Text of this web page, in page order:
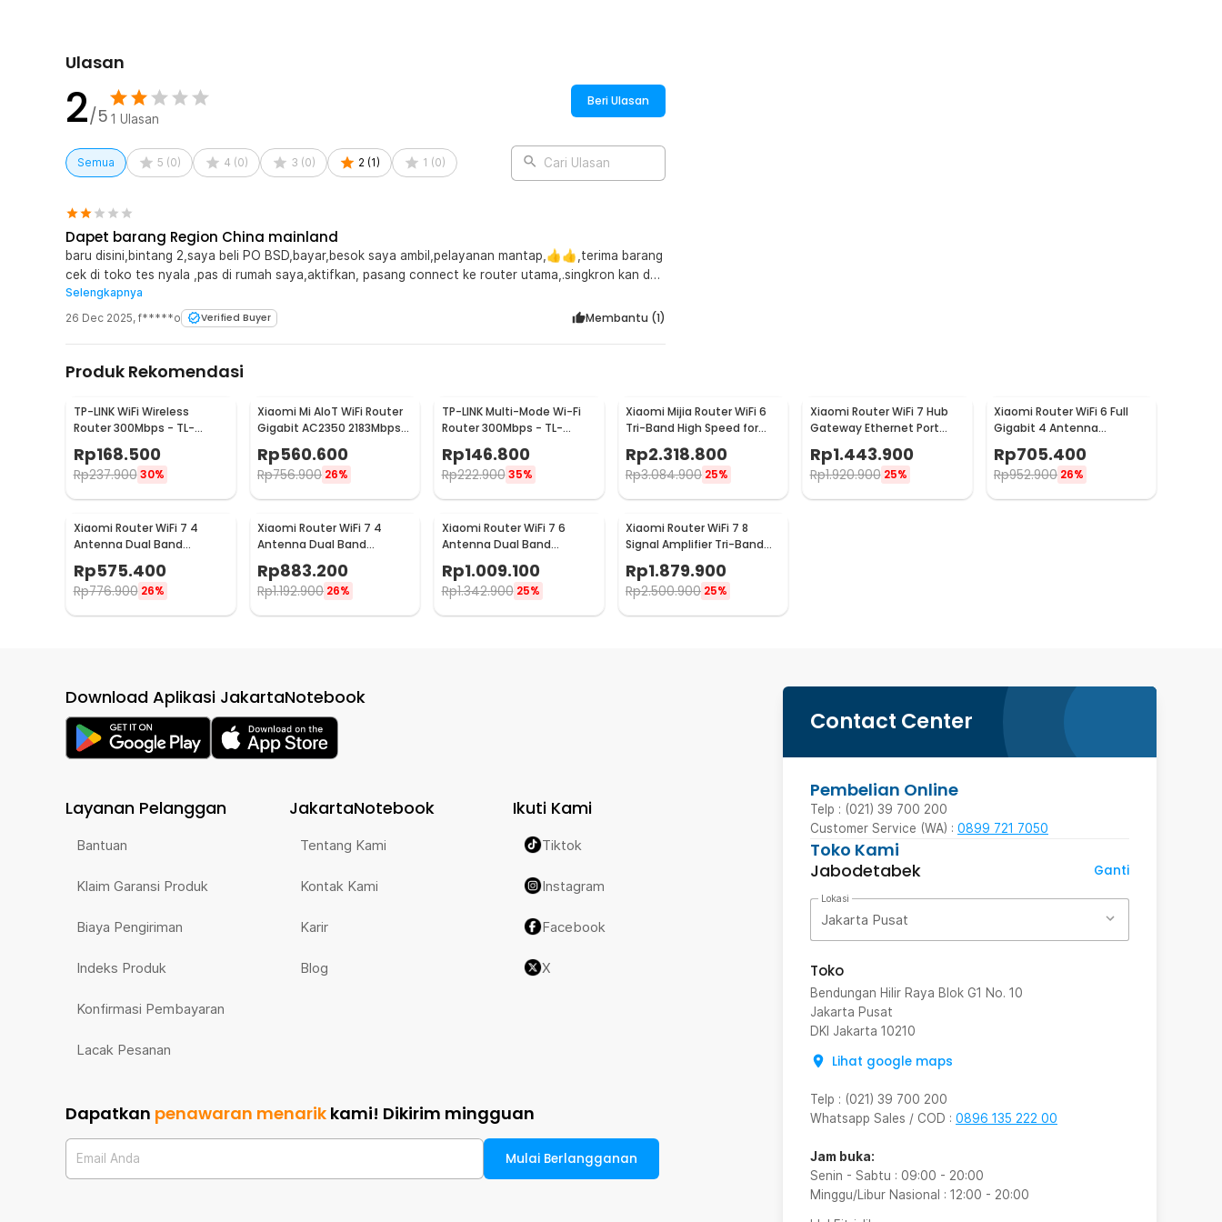
Ulasan
2/5 1 Ulasan
Beri Ulasan
Semua 5 (0) 4 (0) 3 (0) 2 (1) 1 (0) Cari Ulasan
Dapet barang Region China mainland
baru disini,bintang 2,saya beli PO BSD,bayar,besok saya ambil,pelayanan mantap,👍👍,terima barang
cek di toko tes nyala ,pas di rumah saya,aktifkan, pasang connect ke router utama,.singkron kan dgn
mi home untuk masukan,nama wifi dan pasword,test ke semua perangkat aktif & kinerja
lumayan,beberapa hari kemudian sya buka mi home di hape,.tdk terdeteksi, router xiomi ax3000T, sy
coba,restart,tetap tdk terdeteksi, karena unit region CHINA MAINLAND,coba ke xiomi service
Selengkapnya
26 Dec 2025, f*****o Verified Buyer Membantu (1)
Produk Rekomendasi
TP-LINK WiFi Wireless
Router 300Mbps - TL-
WR840N
Rp168.500
Rp237.900 30%
Xiaomi Mi AIoT WiFi Router
Gigabit AC2350 2183Mbps
with 7 High Gain Antena
Rp560.600
Rp756.900 26%
TP-LINK Multi-Mode Wi-Fi
Router 300Mbps - TL-
WR844N
Rp146.800
Rp222.900 35%
Xiaomi Mijia Router WiFi 6
Tri-Band High Speed for
Gamers 2.4GHz/5GHz -
AX9000
Rp2.318.800
Rp3.084.900 25%
Xiaomi Router WiFi 7 Hub
Gateway Ethernet Port
2.5G 5G 6500 Mbps -
BE6500 Pro
Rp1.443.900
Rp1.920.900 25%
Xiaomi Router WiFi 6 Full
Gigabit 4 Antenna
AX3000
Rp705.400
Rp952.900 26%
Xiaomi Router WiFi 7 4
Antenna Dual Band
MLO - BE3600
Rp575.400
Rp776.900 26%
Xiaomi Router WiFi 7 4
Antenna Dual Band
Qualcomm 4K QAM OFDMA
MLO - BE3600 Pro
Rp883.200
Rp1.192.900 26%
Xiaomi Router WiFi 7 6
Antenna Dual Band
MLO - BE6500
Rp1.009.100
Rp1.342.900 25%
Xiaomi Router WiFi 7 8
Signal Amplifier Tri-Band
Quad Core A73 4K QAM -
BE7000
Rp1.879.900
Rp2.500.900 25%
Contact Center
Pembelian Online
Telp : (021) 39 700 200
Customer Service (WA) : 0899 721 7050
Toko Kami
Jabodetabek
Ganti
Lokasi
Jakarta Pusat
Toko
Bendungan Hilir Raya Blok G1 No. 10
Jakarta Pusat
DKI Jakarta 10210
Lihat google maps
Telp : (021) 39 700 200
Whatsapp Sales / COD : 0896 135 222 00
Jam buka:
Senin - Sabtu : 09:00 - 20:00
Minggu/Libur Nasional : 12:00 - 20:00
Download Aplikasi JakartaNotebook
Layanan Pelanggan
Bantuan
Klaim Garansi Produk
Biaya Pengiriman
Indeks Produk
Konfirmasi Pembayaran
Lacak Pesanan
JakartaNotebook
Tentang Kami
Kontak Kami
Karir
Blog
Ikuti Kami
Tiktok
Instagram
Facebook
X
Dapatkan penawaran menarik kami! Dikirim mingguan
Email Anda Mulai Berlangganan